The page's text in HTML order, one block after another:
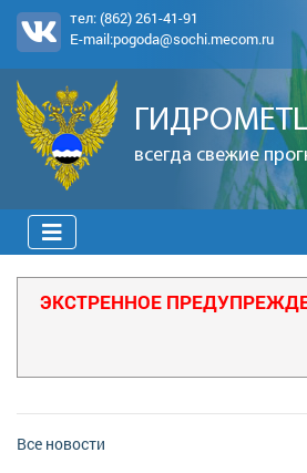
тел:(862) 261-41-91
E-mail:pogoda@sochi.mecom.ru
всегда свежие
ЭКСТРЕННОЕ
Все новости